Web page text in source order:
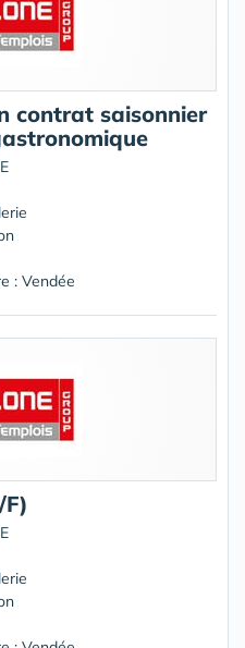
contrat saisonnier
: Vendée
F)